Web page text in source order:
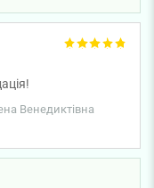
Бажаємо вам
Венедиктівна